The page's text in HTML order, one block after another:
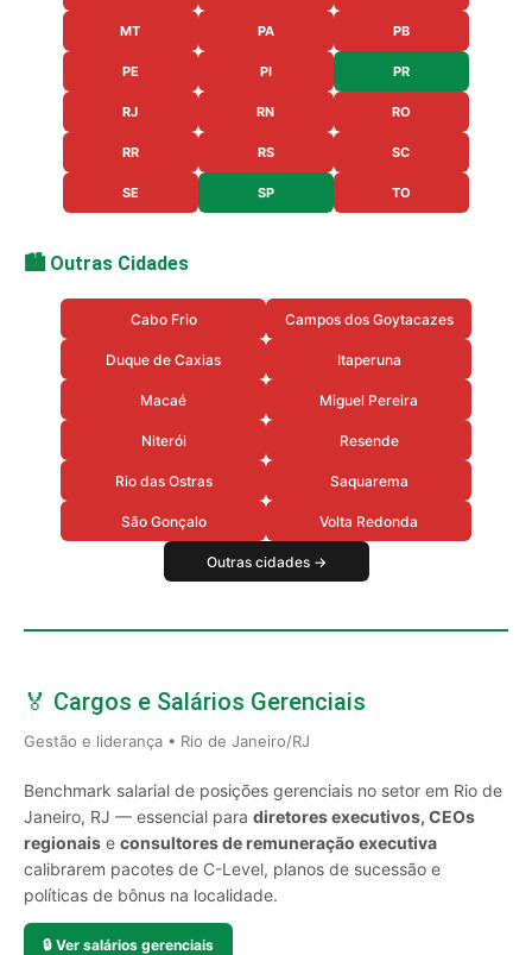
MT PA PB
PE PI PR
RJ RN RO
RR RS SC
SE SP TO
🏙️ Outras Cidades
Cabo Frio Campos dos Goytacazes
Duque de Caxias Itaperuna
Macaé Miguel Pereira
Niterói Resende
Rio das Ostras Saquarema
São Gonçalo Volta Redonda
Outras cidades →
🏅 Cargos e Salários Gerenciais
Gestão e liderança • Rio de Janeiro/RJ
Benchmark salarial de posições gerenciais no setor em Rio de
Janeiro, RJ — essencial para diretores executivos, CEOs
regionais e consultores de remuneração executiva
calibrarem pacotes de C-Level, planos de sucessão e
políticas de bônus na localidade.
🔒 Ver salários gerenciais